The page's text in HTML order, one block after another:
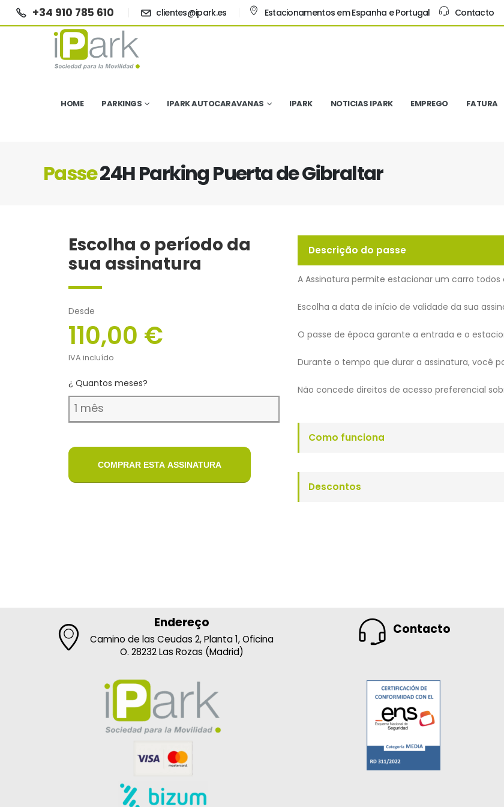
+34 910 785 610 clientes@ipark.es Estacionamentos em Espanha e Portugal Contacto
HOME PARKINGS IPARK AUTOCARAVANAS IPARK NOTICIAS IPARK EMPREGO FATURA
Passe24H Parking Puerta de Gibraltar
Escolha o período da
sua assinatura
Desde
110,00 €
IVA incluído
¿ Quantos meses?
COMPRAR ESTA ASSINATURA
Descrição do passe
A Assinatura permite estacionar um carro todos
Escolha a data de início de validade da sua
O passe de época garante a entrada e o
Durante o tempo que durar a assinatura, você
Não concede direitos de acesso preferencial
Como funciona
Descontos
Endereço
Camino de las Ceudas 2, Planta 1, Oficina
O. 28232 Las Rozas (Madrid)
Contacto